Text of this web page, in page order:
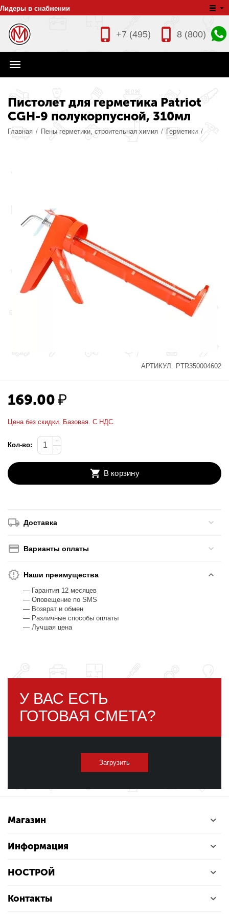
Лидеры в снабжении
8 (800)
+7 (495)
Пистолет для герметика Patriot
CGH-9 полукорпусной, 310мл
Главная / Пены герметики, строительная химия / Герметики /
АРТИКУЛ: PTR350004602
169.00₽
Цена без скидки. Базовая. С НДС.
Кол-во:
+
−
В корзину
Доставка
Варианты оплаты
Наши преимущества
— Гарантия 12 месяцев
— Оповещение по SMS
— Возврат и обмен
— Различные способы оплаты
— Лучшая цена
У ВАС ЕСТЬ
ГОТОВАЯ СМЕТА?
Загрузить
Магазин
Информация
НОСТРОЙ
Контакты